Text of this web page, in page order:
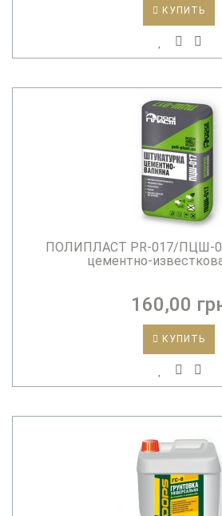
КУПИТЬ
ПОЛИПЛАСТ PR-017/ПЦШ-
цементно-
160,00
КУПИТЬ